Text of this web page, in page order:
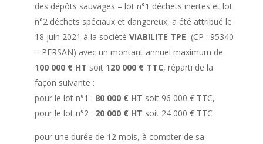
des dépôts sauvages – lot n°1 déchets inertes et lot
n°2 déchets spéciaux et dangereux, a été attribué le
18 juin 2021 à la société VIABILITE TPE (CP : 95340
– PERSAN) avec un montant annuel maximum de
100 000 € HT soit 120 000 € TTC, réparti de la
façon suivante :
pour le lot n°1 : 80 000 € HT soit 96 000 € TTC,
pour le lot n°2 : 20 000 € HT soit 24 000 € TTC
pour une durée de 12 mois, à compter de sa